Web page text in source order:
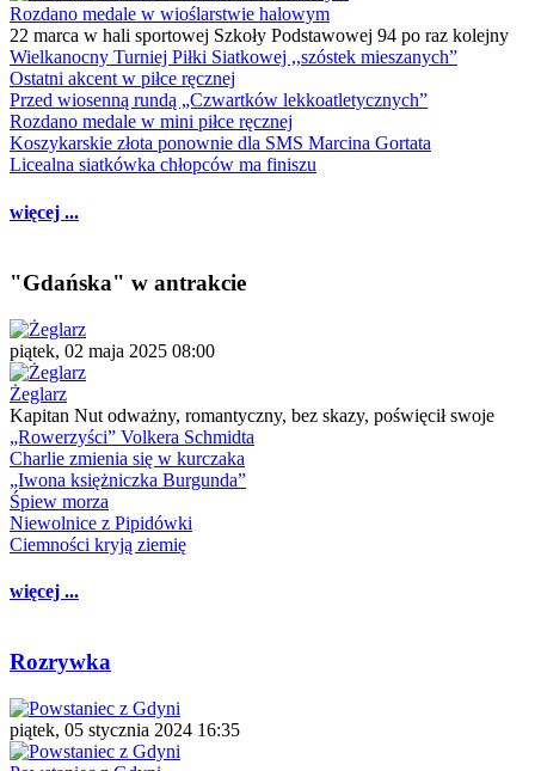
Rozdano medale w wioślarstwie halowym
22 marca w hali sportowej Szkoły Podstawowej 94 po raz kolejny
Wielkanocny Turniej Piłki Siatkowej ,,szóstek mieszanych”
Ostatni akcent w piłce ręcznej
Przed wiosenną rundą „Czwartków lekkoatletycznych”
Rozdano medale w mini piłce ręcznej
Koszykarskie złota ponownie dla SMS Marcina Gortata
Licealna siatkówka chłopców ma finiszu
więcej ...
"Gdańska" w antrakcie
piątek, 02 maja 2025 08:00
Żeglarz
Kapitan Nut odważny, romantyczny, bez skazy, poświęcił swoje
„Rowerzyści” Volkera Schmidta
Charlie zmienia się w kurczaka
„Iwona księżniczka Burgunda”
Śpiew morza
Niewolnice z Pipidówki
Ciemności kryją ziemię
więcej ...
Rozrywka
piątek, 05 stycznia 2024 16:35